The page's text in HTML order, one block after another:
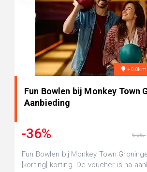
Fun Bowlen bij Monkey Town
Aanbieding
-36% € 25,-
Fun Bowlen bij Monkey Town
[korting] korting. De voucher is na